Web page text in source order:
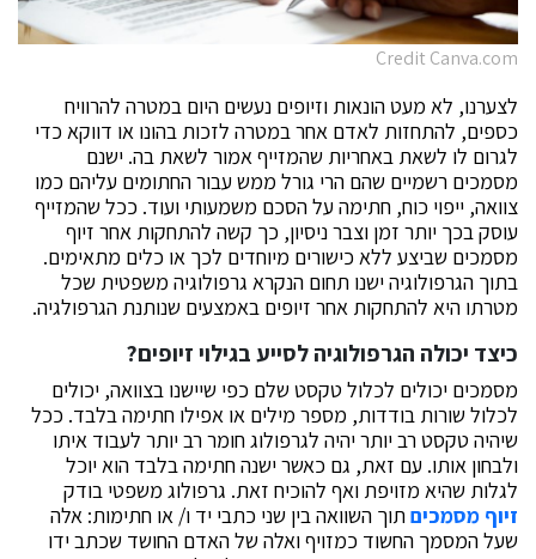
Credit Canva.com
לצערנו, לא מעט הונאות וזיופים נעשים היום במטרה להרוויח
כספים, להתחזות לאדם אחר במטרה לזכות בהונו או דווקא כדי
לגרום לו לשאת באחריות שהמזייף אמור לשאת בה. ישנם
מסמכים רשמיים שהם הרי גורל ממש עבור החתומים עליהם כמו
צוואה, ייפוי כוח, חתימה על הסכם משמעותי ועוד. ככל שהמזייף
עוסק בכך יותר זמן וצבר ניסיון, כך קשה להתחקות אחר זיוף
מסמכים שביצע ללא כישורים מיוחדים לכך או כלים מתאימים.
בתוך הגרפולוגיה ישנו תחום הנקרא גרפולוגיה משפטית שכל
מטרתו היא להתחקות אחר זיופים באמצעים שנותנת הגרפולגיה.
כיצד יכולה הגרפולוגיה לסייע בגילוי זיופים?
מסמכים יכולים לכלול טקסט שלם כפי שיישנו בצוואה, יכולים
לכלול שורות בודדות, מספר מילים או אפילו חתימה בלבד. ככל
שיהיה טקסט רב יותר יהיה לגרפולוג חומר רב יותר לעבוד איתו
ולבחון אותו. עם זאת, גם כאשר ישנה חתימה בלבד הוא יוכל
לגלות שהיא מזויפת ואף להוכיח זאת. גרפולוג משפטי בודק
זיוף מסמכיםתוך השוואה בין שני כתבי יד ו/ או חתימות: אלה
שעל המסמך החשוד כמזויף ואלה של האדם החושד שכתב ידו